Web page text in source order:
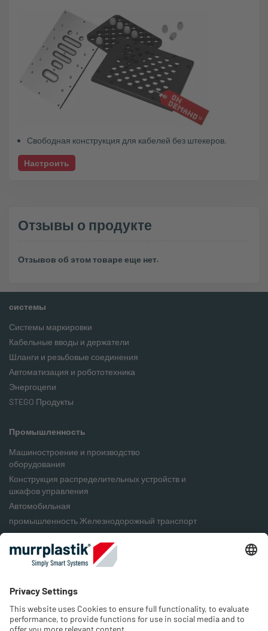
Свободная конструкция для кабелей без штекеров.
Настроить
Отзывы о продукте
Отзывов об этом товаре еще нет.
системы
Системы маркировки
Кабельные вводы и держатели
Шланги и резьбовые соединения
Автоматизация и робототехника
Энергоцепи
STEGO Продукты
Промышленность
Машиностроение и производство
оборудования
Конструкция распределительных устройств и
шкафов управления
Автомобильная
промышленность Железнодорожный транспорт
Пищевая промышленность
Упаковочная промышленность
Возобновляемые источники энергии
Компания
О нас